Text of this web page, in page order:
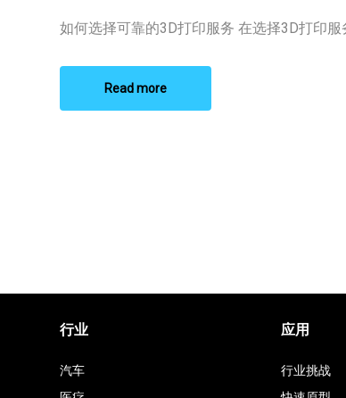
如何选择可靠的3D打印服务 在选择3D打印服
Read more
行业
汽车
应用
行业挑战